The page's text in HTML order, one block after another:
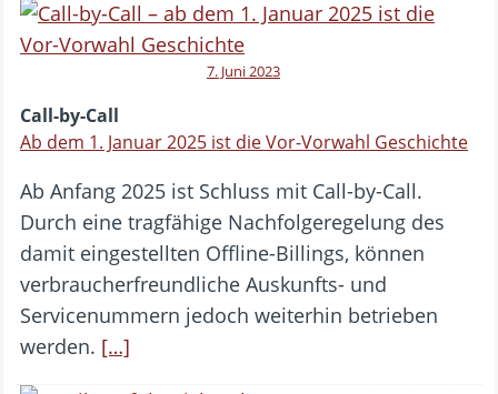
7. Juni 2023
Call-by-Call
Ab dem 1. Januar 2025 ist die Vor-Vorwahl Geschichte
Ab Anfang 2025 ist Schluss mit Call-by-Call.
Durch eine tragfähige Nachfolgeregelung des
damit eingestellten Offline-Billings, können
verbraucherfreundliche Auskunfts- und
Servicenummern jedoch weiterhin betrieben
werden. […]